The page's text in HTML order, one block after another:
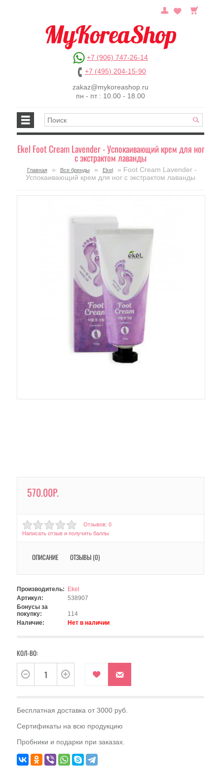
+7 (906) 747-26-14
+7 (495) 204-15-90
zakaz@mykoreashop.ru
пн - пт : 10.00 - 18.00
Ekel Foot Cream Lavender - Успокаивающий крем для ног
с экстрактом лаванды
Главная » Все бренды » Ekel
» Foot Cream Lavender -
Успокаивающий крем для ног с экстрактом лаванды
570.00Р.
Отзывов: 0
Написать отзыв и получить баллы
ОПИСАНИЕ ОТЗЫВЫ (0)
Производитель:
Ekel
Артикул:
538907
Бонусы за
покупку:
114
Наличие:
Нет в наличии
КОЛ-ВО:
Бесплатная доставка от 3000 руб.
Сертификаты на всю продукцию
Пробники и подарки при заказах.